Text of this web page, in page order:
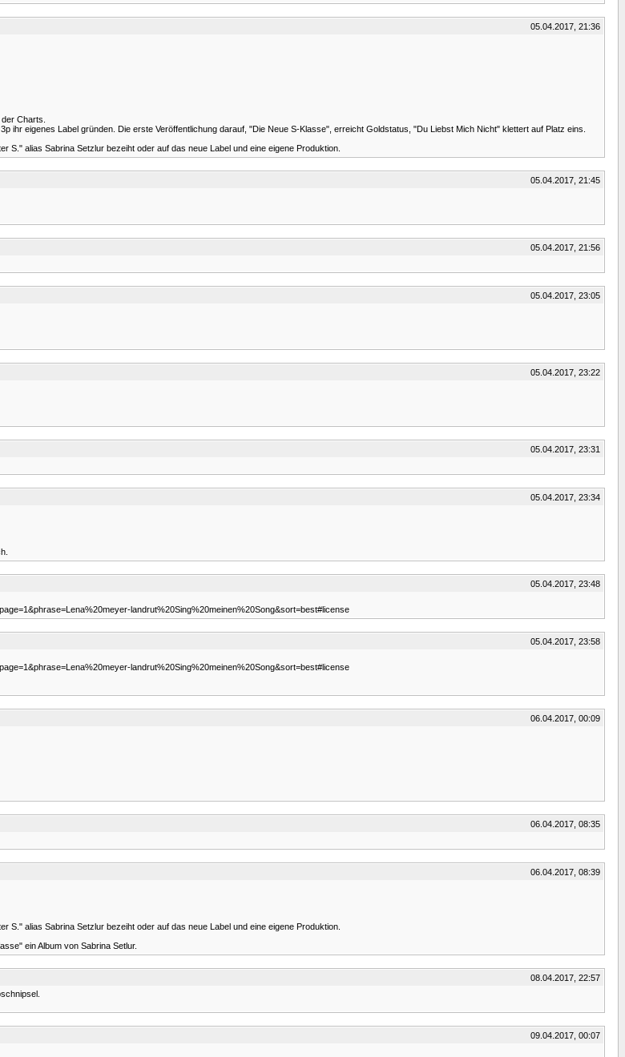
05.04.2017, 21:36
Charts.
eigenes Label gründen. Die erste Veröffentlichung darauf, "Die Neue S-Klasse", erreicht Goldstatus, "Du Liebst Mich Nicht" klettert auf Platz eins.
alias Sabrina Setzlur bezeiht oder auf das neue Label und eine eigene Produktion.
05.04.2017, 21:45
05.04.2017, 21:56
05.04.2017, 23:05
05.04.2017, 23:22
05.04.2017, 23:31
05.04.2017, 23:34
05.04.2017, 23:48
landrut%20Sing%20meinen%20Song&sort=best#license
05.04.2017, 23:58
landrut%20Sing%20meinen%20Song&sort=best#license
06.04.2017, 00:09
06.04.2017, 08:35
06.04.2017, 08:39
alias Sabrina Setzlur bezeiht oder auf das neue Label und eine eigene Produktion.
ein Album von Sabrina Setlur.
08.04.2017, 22:57
09.04.2017, 00:07